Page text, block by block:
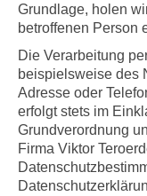
Grundlage, holen
betroffenen Person
Die Verarbeitung
beispielsweise des
Adresse oder
erfolgt stets im
Grundverordnung
Firma Viktor